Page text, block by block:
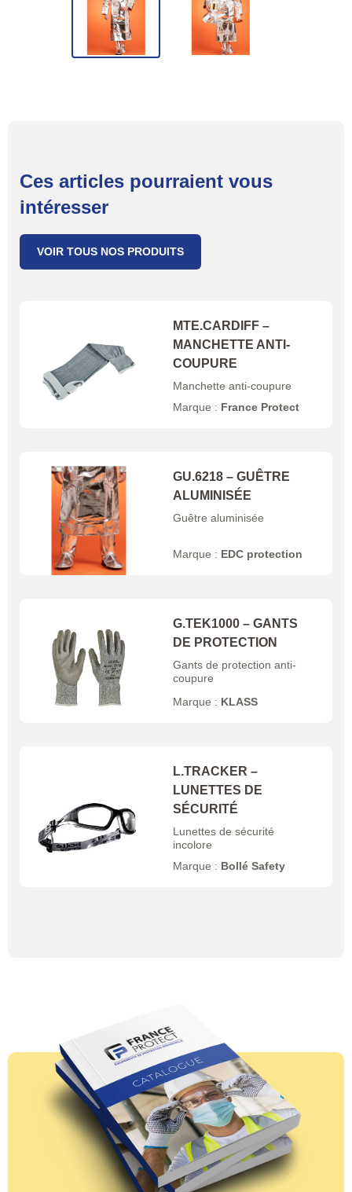
Ces articles pourraient vous
intéresser
VOIR TOUS NOS PRODUITS
MTE.CARDIFF –
MANCHETTE ANTI-
COUPURE
Manchette anti-coupure
Marque : France Protect
GU.6218 – GUÊTRE
ALUMINISÉE
Guêtre aluminisée
Marque : EDC protection
G.TEK1000 – GANTS
DE PROTECTION
Gants de protection anti-
coupure
Marque : KLASS
L.TRACKER –
LUNETTES DE
SÉCURITÉ
Lunettes de sécurité
incolore
Marque : Bollé Safety